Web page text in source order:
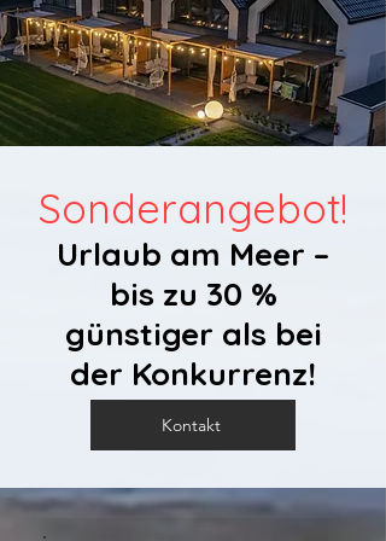
Sonderangebot!
Urlaub am Meer –
bis zu 30 %
günstiger als bei
der Konkurrenz!
Kontakt